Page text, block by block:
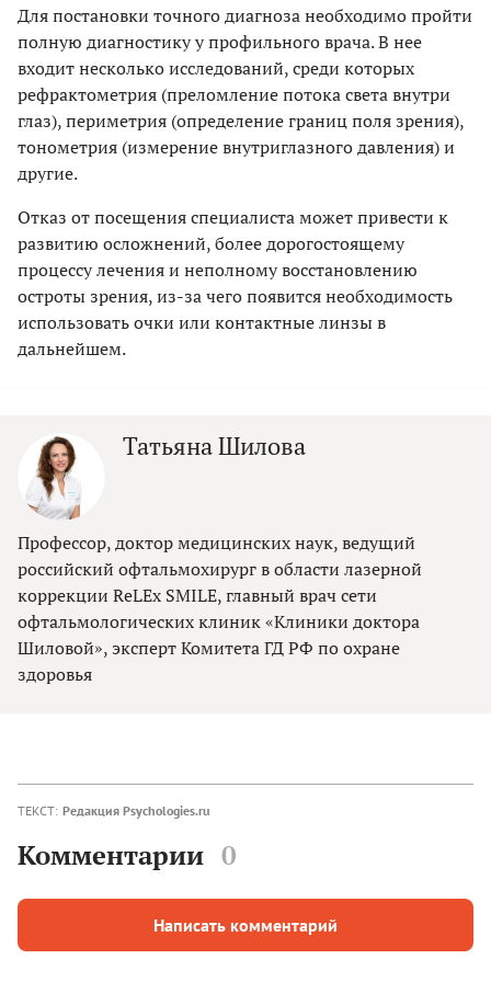
Для постановки точного диагноза необходимо пройти
полную диагностику у профильного врача. В нее
входит несколько исследований, среди которых
рефрактометрия (преломление потока света внутри
глаз), периметрия (определение границ поля зрения),
тонометрия (измерение внутриглазного давления) и
другие.
Отказ от посещения специалиста может привести к
развитию осложнений, более дорогостоящему
процессу лечения и неполному восстановлению
остроты зрения, из-за чего появится необходимость
использовать очки или контактные линзы в
дальнейшем.
Татьяна Шилова
Профессор, доктор медицинских наук, ведущий
российский офтальмохирург в области лазерной
коррекции ReLEx SMILE, главный врач сети
офтальмологических клиник «Клиники доктора
Шиловой», эксперт Комитета ГД РФ по охране
здоровья
ТЕКСТ: Редакция Psychologies.ru
Комментарии 0
Написать комментарий